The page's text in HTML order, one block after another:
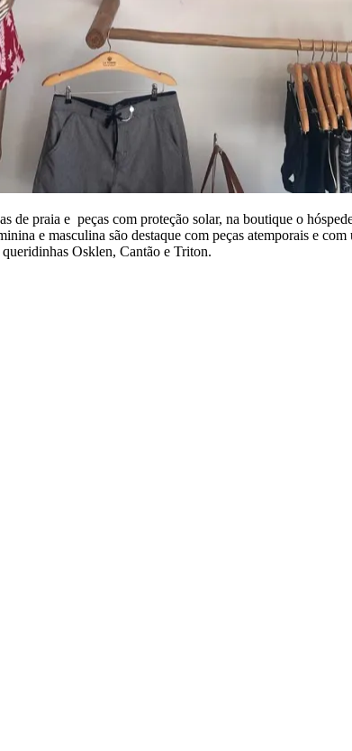
de praia e peças com proteção solar, na boutique o
e masculina são destaque com peças atemporais e
queridinhas Osklen, Cantão e Triton.